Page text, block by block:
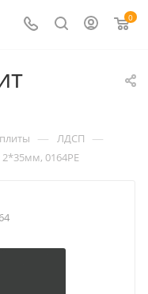
0
— ЛДСП —
0164PE